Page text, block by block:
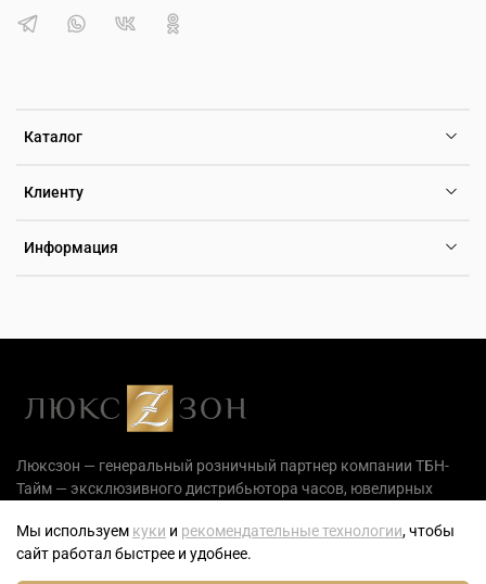
Каталог
Клиенту
Информация
Люксзон — генеральный розничный партнер компании ТБН-
Тайм — эксклюзивного дистрибьютора часов, ювелирных
Мы используем куки и рекомендательные технологии, чтобы
сайт работал быстрее и удобнее.